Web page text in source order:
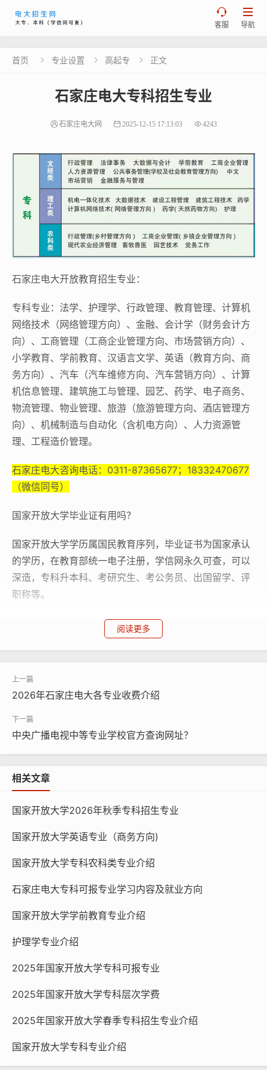

导航

客服
首页  专业设置  高起专  正文
石家庄电大专科招生专业
石家庄电大网 2025-12-15 17:13:03 4243
石家庄电大开放教育招生专业：
专科专业：法学、护理学、行政管理、教育管理、计算机
网络技术（网络管理方向）、金融、会计学（财务会计方
向）、工商管理（工商企业管理方向、市场营销方向）、
小学教育、学前教育、汉语言文学、英语（教育方向、商
务方向）、汽车（汽车维修方向、汽车营销方向）、计算
机信息管理、建筑施工与管理、园艺、药学、电子商务、
物流管理、物业管理、旅游（旅游管理方向、酒店管理方
向）、机械制造与自动化（含机电方向）、人力资源管
理、工程造价管理。
石家庄电大咨询电话：0311-87365677；18332470677
（微信同号）
国家开放大学毕业证有用吗？
国家开放大学学历属国民教育序列，毕业证书为国家承认
的学历，在教育部统一电子注册，学信网永久可查，可以
深造，专科升本科、考研究生、考公务员、出国留学、评
职称等。
国家开放大学文凭不仅在国内享有国民高等教育学历的待
遇，而且在欧美等国家都得到认可，被誉为“国际学历绿
石家庄电大招生报名正在进行中，需要提升学历的学员欢
迎咨询。
本文链接： http://m.sjzdd.net/1034.html
石家庄电大 国家开放大学
电大开放教育
阅读更多
2026年石家庄电大各专业收费介绍
中央广播电视中等专业学校官方查询网址？
相关文章
国家开放大学2026年秋季专科招生专业
国家开放大学英语专业（商务方向)
国家开放大学专科农科类专业介绍
石家庄电大专科可报专业学习内容及就业方向
国家开放大学学前教育专业介绍
护理学专业介绍
2025年国家开放大学专科可报专业
2025年国家开放大学专科层次学费
2025年国家开放大学春季专科招生专业介绍
国家开放大学专科专业介绍